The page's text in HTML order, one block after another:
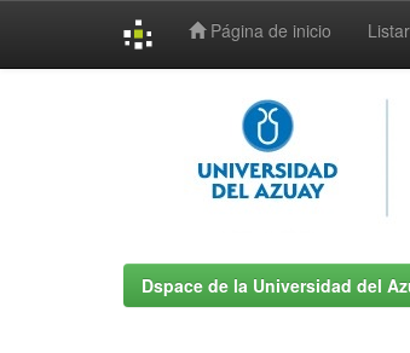
Página de inicio Listar
Dspace de la Universidad del